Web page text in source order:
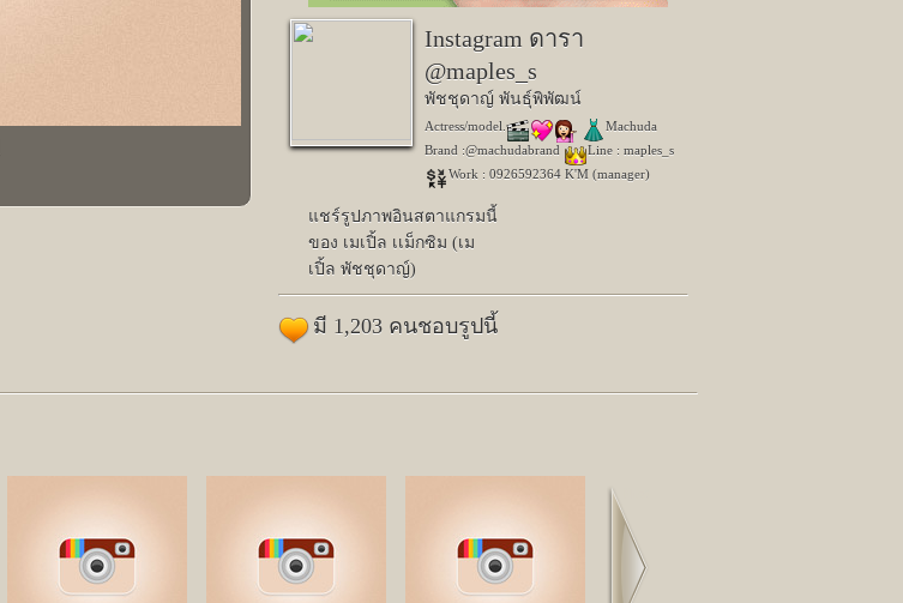
Instagram ดารา
@maples_s
พัชชุดาญ์ พันธุ์พิพัฒน์
Actress/model.
Machuda
Brand :@machudabrand
Line : maples_s
Work : 0926592364 K'M (manager)
แชร์รูปภาพอินสตาแกรมนี้
ของ เมเปิ้ล เเม็กซิม (เม
เปิ้ล พัชชุดาญ์)
มี 1,203 คนชอบรูปนี้